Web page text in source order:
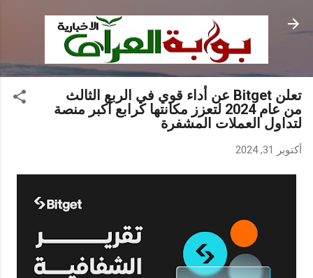
التخطي إلى المحتوى الرئيسي
تعلن Bitget عن أداء قوي في الربع الثالث
من عام 2024 لتعزز مكانتها كرابع أكبر منصة
لتداول العملات المشفرة
أكتوبر 31, 2024